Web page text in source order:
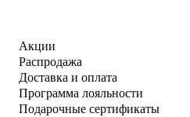
Акции
Распродажа
Доставка и оплата
Программа лояльности
Подарочные сертификаты